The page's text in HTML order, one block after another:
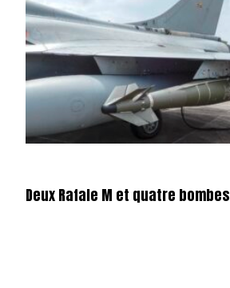
Deux Rafale M et quatre bombes